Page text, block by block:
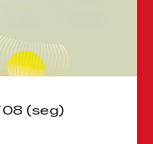
(seg)